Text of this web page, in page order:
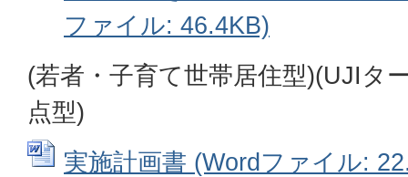
ファイル: 46.4KB)
(若者・子育て世帯居住型)(UJIタ
点型)
実施計画書 (Wordファイル: